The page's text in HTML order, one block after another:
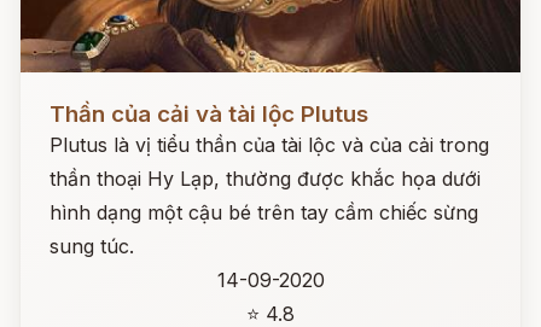
Đọc ngay
Thần của cải và tài lộc Plutus
Plutus là vị tiểu thần của tài lộc và của cải trong
thần thoại Hy Lạp, thường được khắc họa dưới
hình dạng một cậu bé trên tay cầm chiếc sừng
sung túc.
14-09-2020
⭐ 4.8